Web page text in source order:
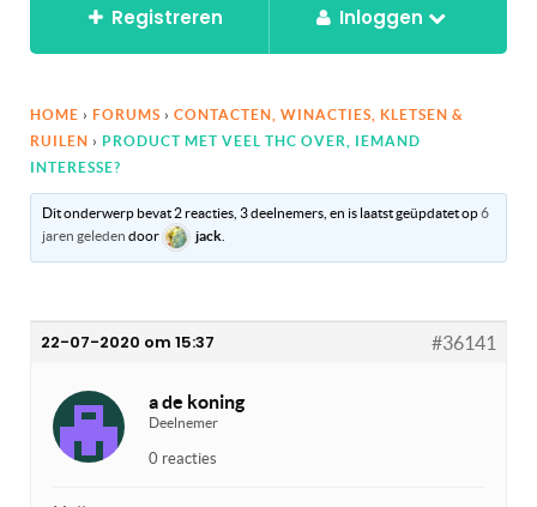
Registreren Inloggen
HOME › FORUMS › CONTACTEN, WINACTIES, KLETSEN &
RUILEN › PRODUCT MET VEEL THC OVER, IEMAND
INTERESSE?
Dit onderwerp bevat 2 reacties, 3 deelnemers, en is laatst geüpdatet op6
jaren geleden door jack
22-07-2020 om 15:37 #36141
a de koning
Deelnemer
0 reacties